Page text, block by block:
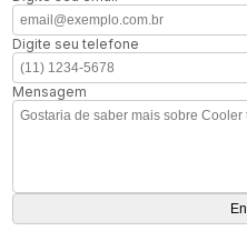
Digite seu telefone
Mensagem